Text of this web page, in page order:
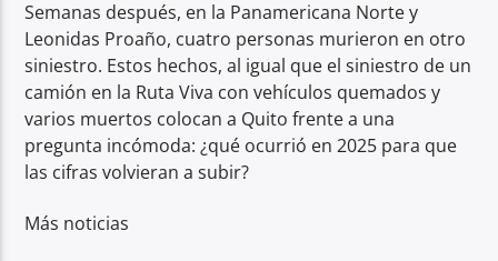
Semanas después, en la Panamericana Norte y
Leonidas Proaño, cuatro personas murieron en otro
siniestro. Estos hechos, al igual que el siniestro de un
camión en la Ruta Viva con vehículos quemados y
varios muertos colocan a Quito frente a una
pregunta incómoda: ¿qué ocurrió en 2025 para que
las cifras volvieran a subir?
Más noticias